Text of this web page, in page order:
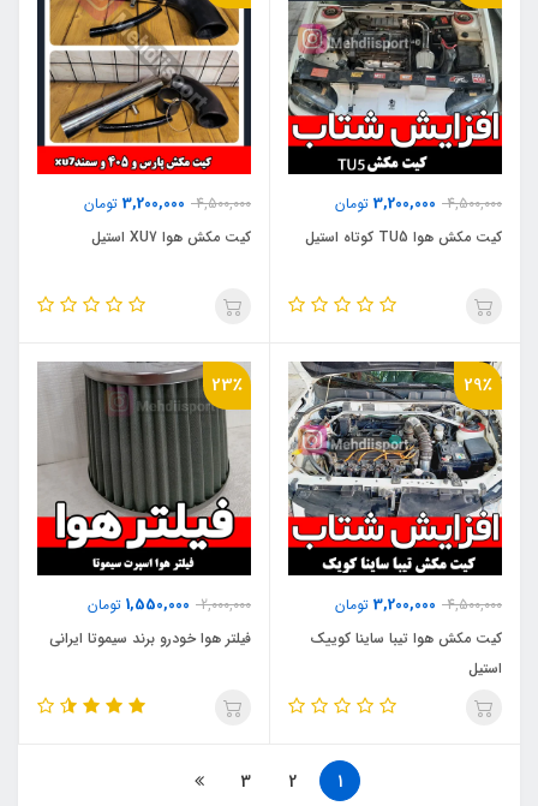
4,500,000
3,200,000 تومان
کیت مکش هوا TU5 کوتاه استیل
4,500,000
3,200,000 تومان
کیت مکش هوا XU7 استیل
29٪
4,500,000
3,200,000 تومان
کیت مکش هوا تیبا ساینا کوییک
استیل
23٪
2,000,000
1,550,000 تومان
فیلتر هوا خودرو برند سیموتا ایرانی
1
2
3